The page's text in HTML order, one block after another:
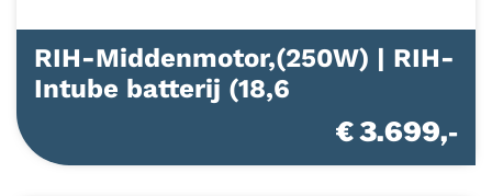
RIH-Middenmotor,(250W) | RIH-
Intube batterij (18,6
€ 3.699,-